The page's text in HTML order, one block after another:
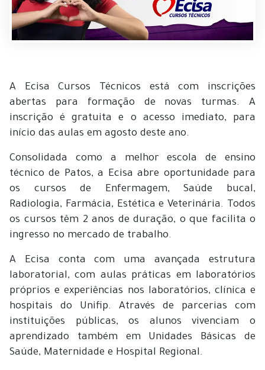
A Ecisa Cursos Técnicos está com inscrições
abertas para formação de novas turmas. A
inscrição é gratuita e o acesso imediato, para
início das aulas em agosto deste ano.
Consolidada como a melhor escola de ensino
técnico de Patos, a Ecisa abre oportunidade para
os cursos de Enfermagem, Saúde bucal,
Radiologia, Farmácia, Estética e Veterinária. Todos
os cursos têm 2 anos de duração, o que facilita o
ingresso no mercado de trabalho.
A Ecisa conta com uma avançada estrutura
laboratorial, com aulas práticas em laboratórios
próprios e experiências nos laboratórios, clínica e
hospitais do Unifip. Através de parcerias com
instituições públicas, os alunos vivenciam o
aprendizado também em Unidades Básicas de
Saúde, Maternidade e Hospital Regional.